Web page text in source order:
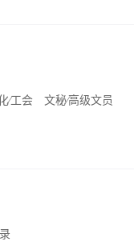
∕工会 文秘∕高级文员